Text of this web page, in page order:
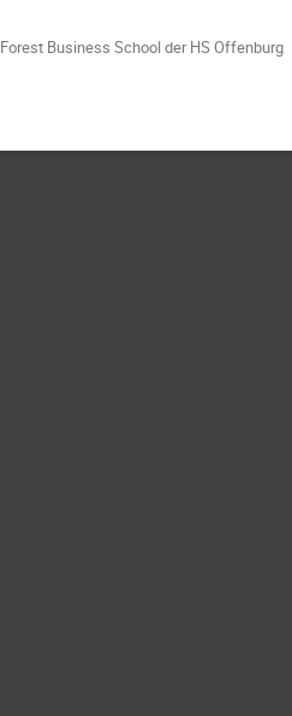
Business School der HS Offenburg